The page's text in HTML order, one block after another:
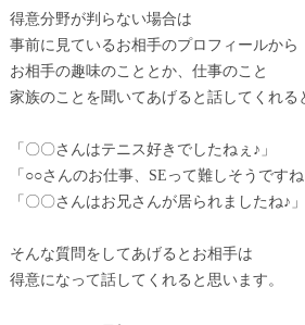
得意分野が判らない場合は
事前に見ているお相手のプロフィールから
お相手の趣味のこととか、仕事のこと
家族のことを聞いてあげると話してくれる
「〇〇さんはテニス好きでしたねぇ♪」
「○○さんのお仕事、SEって難しそうですね
「〇〇さんはお兄さんが居られましたね♪」
そんな質問をしてあげるとお相手は
得意になって話してくれると思います。